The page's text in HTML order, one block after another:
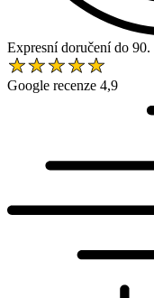
Expresní doručení do
Google recenze 4,9